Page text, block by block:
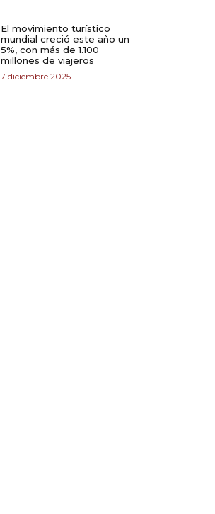
El movimiento turístico
mundial creció este año un
5%, con más de 1.100
millones de viajeros
7 diciembre 2025